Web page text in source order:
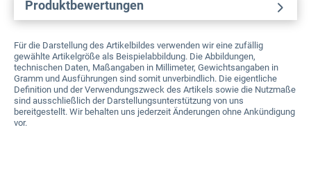
Produktbewertungen
Für die Darstellung des Artikelbildes verwenden wir eine zufällig
gewählte Artikelgröße als Beispielabbildung. Die Abbildungen,
technischen Daten, Maßangaben in Millimeter, Gewichtsangaben in
Gramm und Ausführungen sind somit unverbindlich. Die eigentliche
Definition und der Verwendungszweck des Artikels sowie die Nutzmaße
sind ausschließlich der Darstellungsunterstützung von uns
bereitgestellt. Wir behalten uns jederzeit Änderungen ohne Ankündigung
vor.